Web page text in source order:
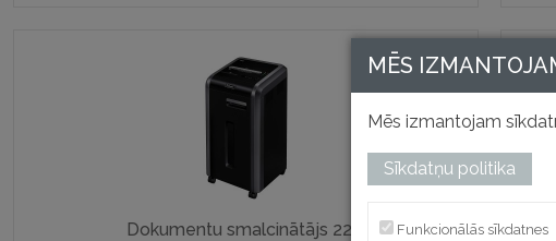
Dokumentu smalcinātājs 225i
MĒS
Mēs izmantojam
Sīkdatņu politika
Funkcionālās sīkdatnes